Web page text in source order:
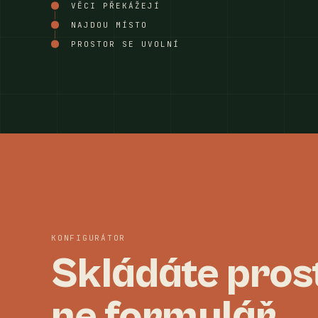
VĚCI PŘEKÁŽEJÍ
NAJDOU MÍSTO
PROSTOR SE UVOLNÍ
KONFIGURÁTOR
Skládáte